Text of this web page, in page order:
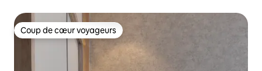
Coup de cœur voyageurs
Coup de cœur voyageurs